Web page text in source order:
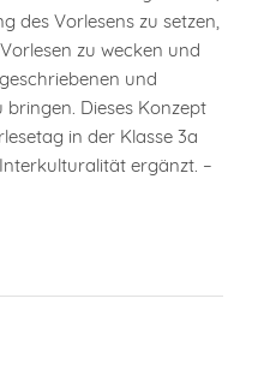
des Vorlesens zu setzen,
zu wecken und
und
Dieses Konzept
in der Klasse 3a
ergänzt. –